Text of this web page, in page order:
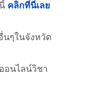
คลิกที่นี่เลย
นๆในจังหวัด
อนไลน์วิชา